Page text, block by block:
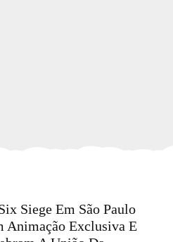
Siege Em São Paulo
Animação Exclusiva E